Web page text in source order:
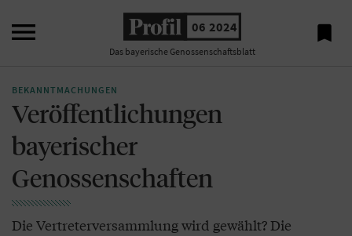
 06 2024
Das bayerische Genossenschaftsblatt

BEKANNTMACHUNGEN
Veröffentlichungen
bayerischer
Genossenschaften
Die Vertreterversammlung wird gewählt? Die